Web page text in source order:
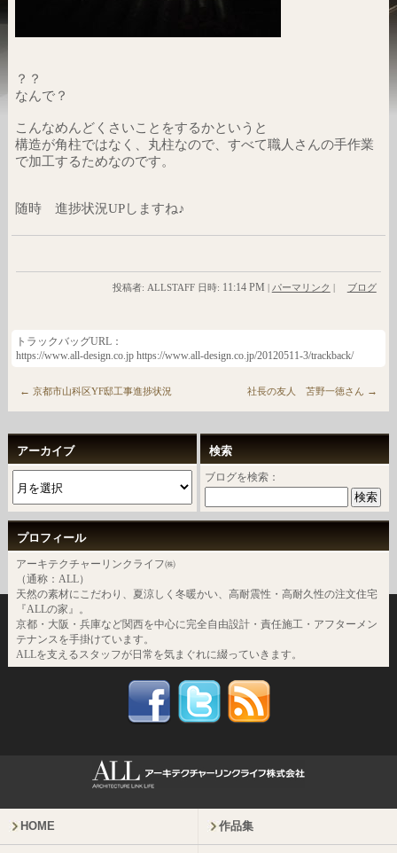
？？
なんで？
こんなめんどくさいことをするかというと
構造が角柱ではなく、丸柱なので、すべて職人さんの手作業
で加工するためなのです。
随時 進捗状況UPしますね♪
投稿者: ALLSTAFF 日時: 11:14 PM | パーマリンク | ブログ
トラックバッグURL：
https://www.all-design.co.jp https://www.all-design.co.jp/20120511-3/trackback/
← 京都市山科区YF邸工事進捗状況 社長の友人 苫野一徳さん →
アーカイブ 検索
ブログを検索：
プロフィール
アーキテクチャーリンクライフ㈱
（通称：ALL）
天然の素材にこだわり、夏涼しく冬暖かい、高耐震性・高耐久性の注文住宅
『ALLの家』。
京都・大阪・兵庫など関西を中心に完全自由設計・責任施工・アフターメン
テナンスを手掛けています。
ALLを支えるスタッフが日常を気まぐれに綴っていきます。
HOME 作品集